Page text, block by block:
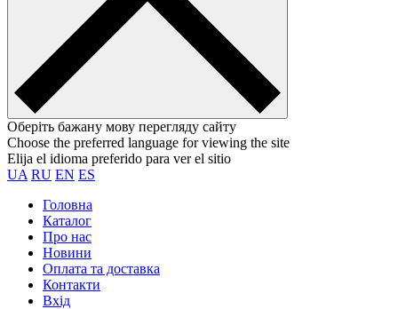
Оберіть бажану мову перегляду сайту
Choose the preferred language for viewing the site
Elija el idioma preferido para ver el sitio
UA RU EN ES
Головна
Каталог
Про нас
Новини
Оплата та доставка
Контакти
Вхiд